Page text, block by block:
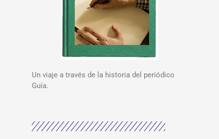
Un viaje a través de la historia del periódico
Guía.